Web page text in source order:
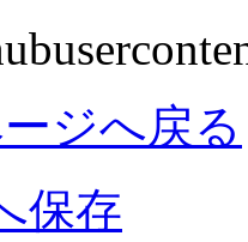
ジへ戻る
保存